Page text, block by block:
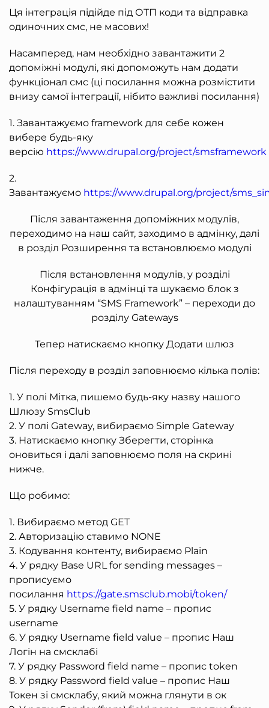
Ця інтеграція підійде під ОТП коди та відправка
одиночних смс, не масових!
Насамперед, нам необхідно завантажити 2
допоміжні модулі, які допоможуть нам додати
функціонал смс (ці посилання можна розмістити
внизу самої інтеграції, нібито важливі посилання)
1. Завантажуємо framework для себе кожен
вибере будь-яку
версію https://www.drupal.org/project/smsframework
2.
Завантажуємо https://www.drupal.org/project/
Після завантаження допоміжних модулів,
переходимо на наш сайт, заходимо в адмінку, далі
в розділ Розширення та встановлюємо модулі
Після встановлення модулів, у розділі
Конфігурація в адмінці та шукаємо блок з
налаштуванням “SMS Framework” – переходи до
розділу Gateways
Тепер натискаємо кнопку Додати шлюз
Після переходу в розділ заповнюємо кілька полів:
1. У полі Мітка, пишемо будь-яку назву нашого
Шлюзу SmsClub
2. У полі Gateway, вибираємо Simple Gateway
3. Натискаємо кнопку Зберегти, сторінка
оновиться і далі заповнюємо поля на скрині
нижче.
Що робимо:
1. Вибираємо метод GET
2. Авторизацію ставимо NONE
3. Кодування контенту, вибираємо Plain
4. У рядку Base URL for sending messages –
прописуємо
посилання https://gate.smsclub.mobi/token/
5. У рядку Username field name – пропис
username
6. У рядку Username field value – пропис Наш
Логін на смсклабі
7. У рядку Password field name – пропис token
8. У рядку Password field value – пропис Наш
Токен зі смсклабу, який можна глянути в ок